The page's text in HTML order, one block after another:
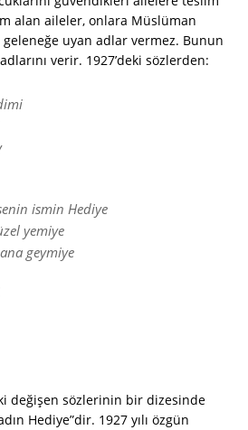
alan aileler, onlara Müslüman
geleneğe uyan adlar vermez. Bunun
verir. 1927’deki sözlerden:
ismin Hediye
yemiye
geymiye
değişen sözlerinin bir dizesinde
Hediye”dir. 1927 yılı özgün